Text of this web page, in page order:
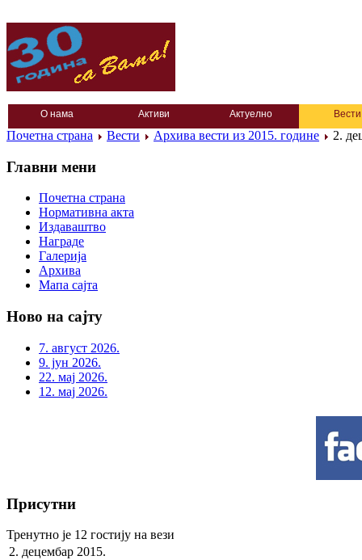
О нама Активи Актуелно Вести
Почетна страна Вести Архива вести из 2015. године 2.
Главни мени
Почетна страна
Нормативна акта
Издаваштво
Награде
Галерија
Архива
Мапа сајта
Ново на сајту
7. август 2026.
9. јун 2026.
22. мај 2026.
12. мај 2026.
Присутни
Тренутно је 12 гостију на вези
2. децембар 2015.